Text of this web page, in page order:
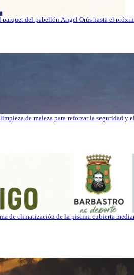
del pabellón Ángel Orús hasta el
de maleza para reforzar la seguridad y
de climatización de la piscina cubierta